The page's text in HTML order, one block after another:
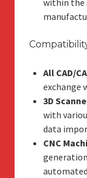
within the
All CAD/
exchange
3D
with
data
CNC